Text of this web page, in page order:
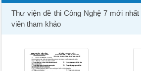
Thư viện đề thi Công Nghệ 7 mới
viên tham khảo